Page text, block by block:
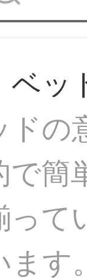
ベッ
の
で
って
す